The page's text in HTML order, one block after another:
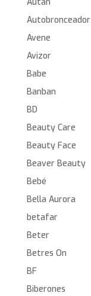
Autobronceador
Avene
Avizor
Babe
Banban
BD
Beauty Care
Beauty Face
Beaver Beauty
Bebé
Bella Aurora
betafar
Beter
Betres On
BF
Biberones